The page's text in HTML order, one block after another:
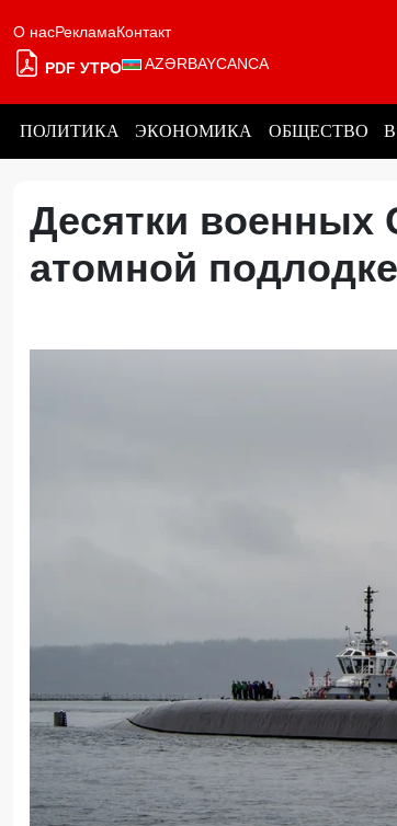
О насРекламаКонтакт
PDF УТРО AZƏRBAYCANCA
ПОЛИТИКА ЭКОНОМИКА ОБЩЕСТВО
Десятки
атомной подлодке